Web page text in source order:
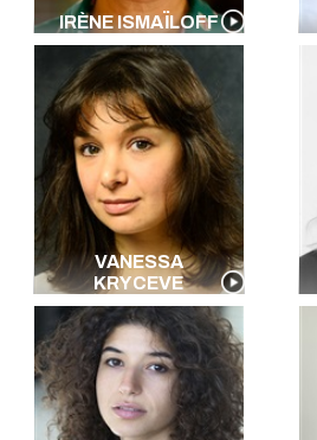
IRÈNE ISMAÏLOFF
VANESSA
KRYCEVE